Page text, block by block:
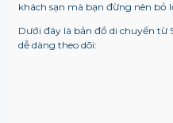
khách sạn mà bạn đừng nên bỏ
Dưới đây là bản đồ di chuyển từ
dễ dàng theo dõi: